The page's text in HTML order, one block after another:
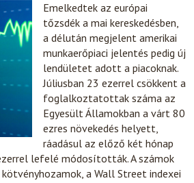
Emelkedtek az európai
tőzsdék a mai kereskedésben,
a délután megjelent amerikai
munkaerőpiaci jelentés pedig új
lendületet adott a piacoknak.
Júliusban 23 ezerrel csökkent a
foglalkoztatottak száma az
Egyesült Államokban a várt 80
ezres növekedés helyett,
ráadásul az előző két hónap
lefelé módosították. A számok
a Wall Street indexei